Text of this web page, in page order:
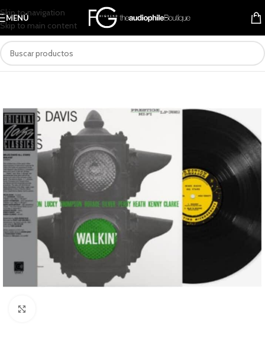
Skip to navigation
Skip to main content
MENÚ